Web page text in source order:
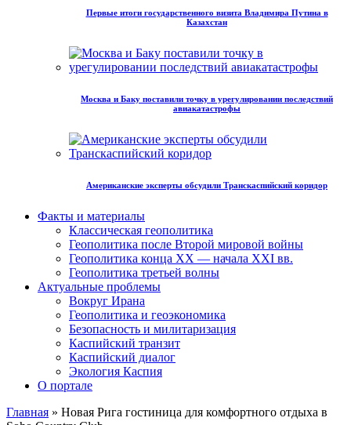
Первые итоги государственного визита Владимира Путина в
Казахстан
Москва и Баку поставили точку в урегулировании последствий
авиакатастрофы
Американские эксперты обсудили Транскаспийский коридор
Факты и материалы
Классическая геополитика
Геополитика после Второй мировой войны
Геополитика конца XX — начала XXI вв.
Геополитика третьей волны
Актуальные проблемы
Вокруг Ирана
Геополитика и геоэкономика
Безопасность и милитаризация
Каспийский транзит
Каспийский диалог
Экология Каспия
О портале
Главная » Новая Рига гостиница для комфортного отдыха в